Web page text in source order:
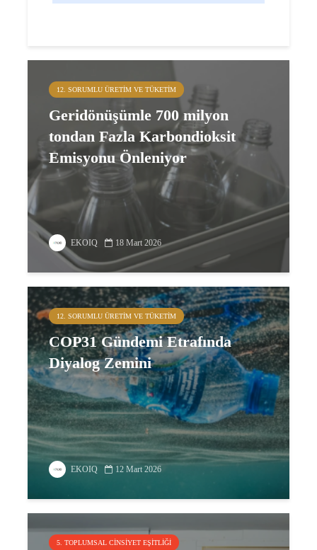
12. SORUMLU ÜRETIM VE TÜKETIM
Geridönüşümle 700 milyon
tondan Fazla Karbondioksit
Emisyonu Önleniyor
EKOIQ 18 Mart 2026
12. SORUMLU ÜRETIM VE TÜKETIM
COP31 Gündemi Etrafında
Diyalog Zemini
EKOIQ 12 Mart 2026
5. TOPLUMSAL CINSIYET EŞITLIĞI